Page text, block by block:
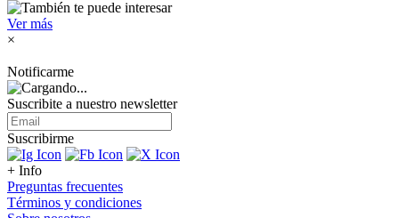
Ver más
×
Notificarme
Suscribite a nuestro newsletter
Suscribirme
+ Info
Preguntas frecuentes
Términos y condiciones